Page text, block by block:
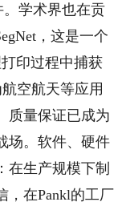
。学术界也在贡
，这是一个
印过程中捕获
空航天等应用
质量保证已成为
场。软件、硬件
在生产规模下制
，在Pankl的工厂